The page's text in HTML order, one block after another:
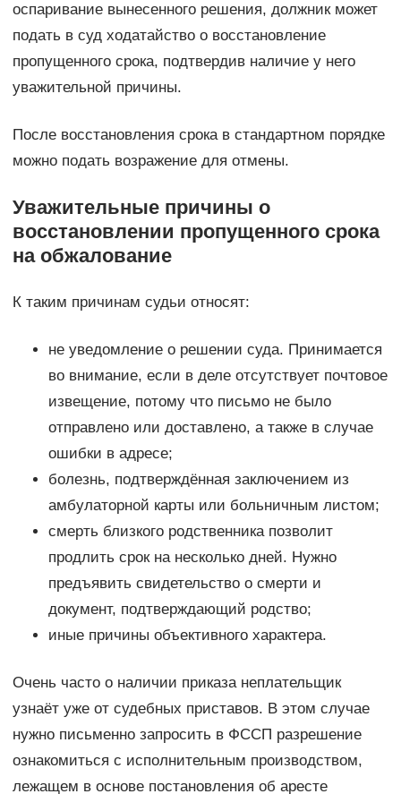
оспаривание вынесенного решения, должник может
подать в суд ходатайство о восстановление
пропущенного срока, подтвердив наличие у него
уважительной причины.
После восстановления срока в стандартном порядке
можно подать возражение для отмены.
Уважительные причины о
восстановлении пропущенного срока
на обжалование
К таким причинам судьи относят:
не уведомление о решении суда. Принимается
во внимание, если в деле отсутствует почтовое
извещение, потому что письмо не было
отправлено или доставлено, а также в случае
ошибки в адресе;
болезнь, подтверждённая заключением из
амбулаторной карты или больничным листом;
смерть близкого родственника позволит
продлить срок на несколько дней. Нужно
предъявить свидетельство о смерти и
документ, подтверждающий родство;
иные причины объективного характера.
Очень часто о наличии приказа неплательщик
узнаёт уже от судебных приставов. В этом случае
нужно письменно запросить в ФССП разрешение
ознакомиться с исполнительным производством,
лежащем в основе постановления об аресте